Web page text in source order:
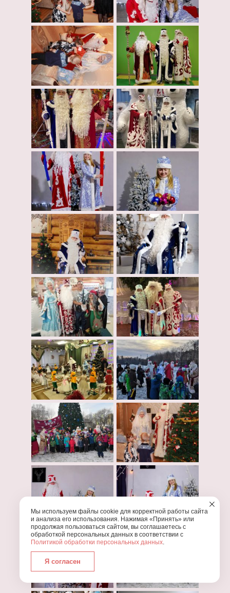
Мы используем файлы cookie для корректной работы сайта
и анализа его использования. Нажимая «Принять» или
продолжая пользоваться сайтом, вы соглашаетесь с
обработкой персональных данных в соответствии с
Политикой обработки персональных данных.
Я согласен